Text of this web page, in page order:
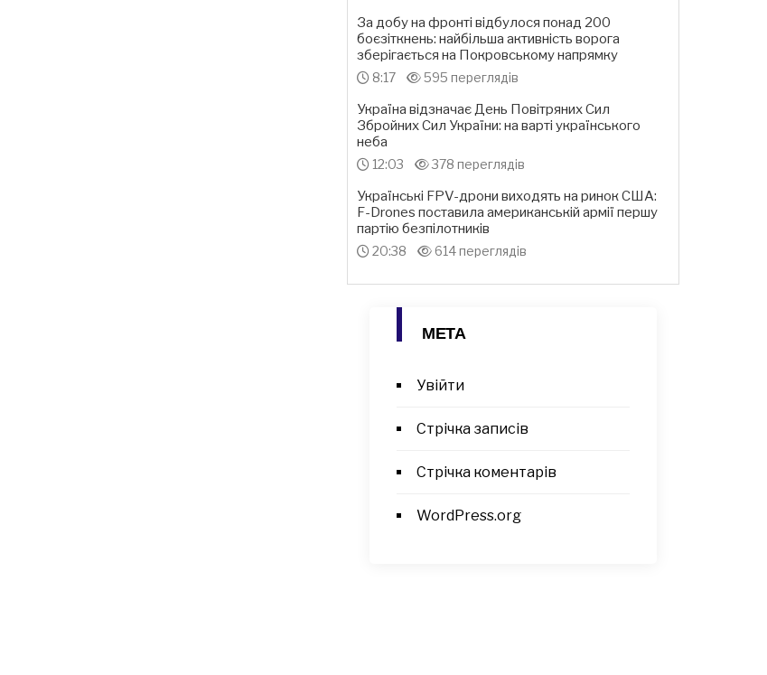
За добу на фронті відбулося понад 200
боєзіткнень: найбільша активність ворога
зберігається на Покровському напрямку
8:17 595 переглядів
Україна відзначає День Повітряних Сил
Збройних Сил України: на варті українського
неба
12:03 378 переглядів
Українські FPV-дрони виходять на ринок США:
F-Drones поставила американській армії першу
партію безпілотників
20:38 614 переглядів
МЕТА
Увійти
Стрічка записів
Стрічка коментарів
WordPress.org